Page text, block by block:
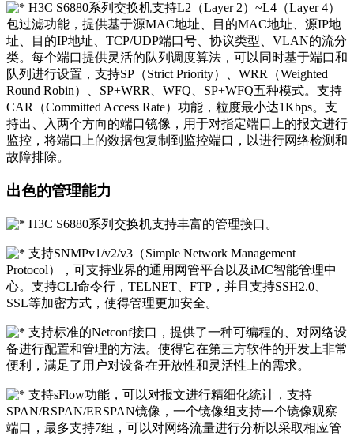
H3C S6880系列交换机支持L2（Layer 2）~L4（Layer 4）
包过滤功能，提供基于源MAC地址、目的MAC地址、源IP地
址、目的IP地址、TCP/UDP端口号、协议类型、VLAN的流分
类。每个端口提供灵活的队列调度算法，可以同时基于端口和
队列进行设置，支持SP（Strict Priority）、WRR（Weighted
Round Robin）、SP+WRR、WFQ、SP+WFQ五种模式。支持
CAR（Committed Access Rate）功能，粒度最小达1Kbps。支
持出、入两个方向的端口镜像，用于对指定端口上的报文进行
监控，将端口上的数据包复制到监控端口，以进行网络检测和
故障排除。
出色的管理能力
H3C S6880系列交换机支持丰富的管理接口。
支持SNMPv1/v2/v3（Simple Network Management
Protocol），可支持业界的通用网管平台以及iMC智能管理中
心。支持CLI命令行，TELNET、FTP，并且支持SSH2.0、
SSL等加密方式，使得管理更加安全。
支持标准的Netconf接口，提供了一种可编程的、对网络设
备进行配置和管理的方法。使得它在第三方软件的开发上非常
便利，满足了用户对设备在开放性和灵活性上的需求。
支持sFlow功能，可以对报文进行精细化统计，支持
SPAN/RSPAN/ERSPAN镜像，一个镜像组支持一个镜像观察
端口，最多支持7组，可以对网络流量进行分析以采取相应管